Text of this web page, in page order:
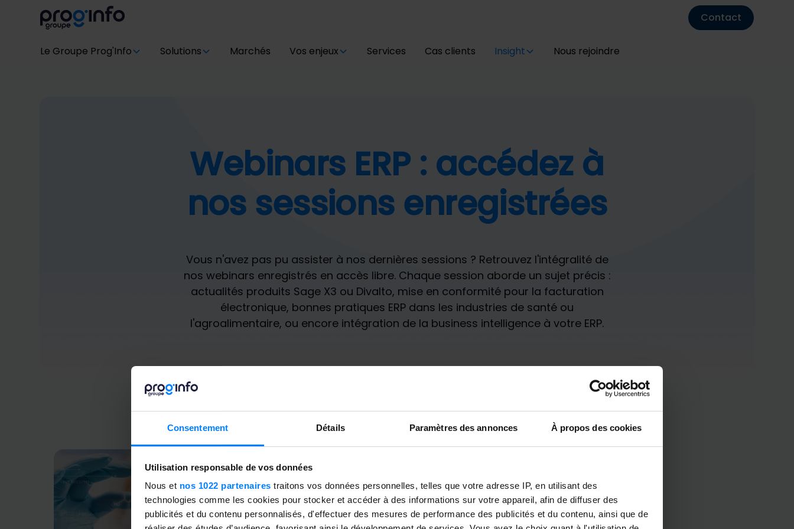
Consentement Détails Paramètres des annonces À propos des cookies
Utilisation responsable de vos données
Nous et nos 1022 partenaires traitons vos données personnelles, telles que votre adresse IP, en utilisant des
technologies comme les cookies pour stocker et accéder à des informations sur votre appareil, afin de diffuser des
publicités et du contenu personnalisés, d'effectuer des mesures de performance des publicités et du contenu, ainsi que de
Contact
Le Groupe Prog'Info Solutions Marchés Vos enjeux Services Cas clients Insight Nous rejoindre
Webinars ERP : accédez à
nos sessions enregistrées
Vous n'avez pas pu assister à nos dernières sessions ? Retrouvez l'intégralité de
nos webinars enregistrés en accès libre. Chaque session aborde un sujet précis :
actualités produits Sage X3 ou Divalto, mise en conformité pour la facturation
électronique, bonnes pratiques ERP dans les industries de santé ou
l'agroalimentaire, ou encore intégration de la business intelligence à votre ERP.